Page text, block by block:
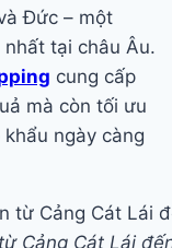
Đức – một
tại châu Âu.
cung cấp
mà còn tối ưu
ngày càng
Cảng Cát Lái